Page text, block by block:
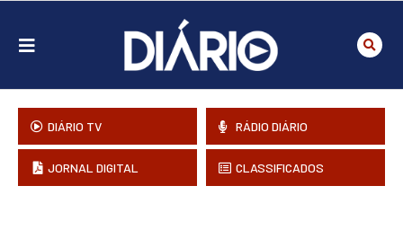
DIÁRIO TV RÁDIO DIÁRIO
JORNAL DIGITAL CLASSIFICADOS